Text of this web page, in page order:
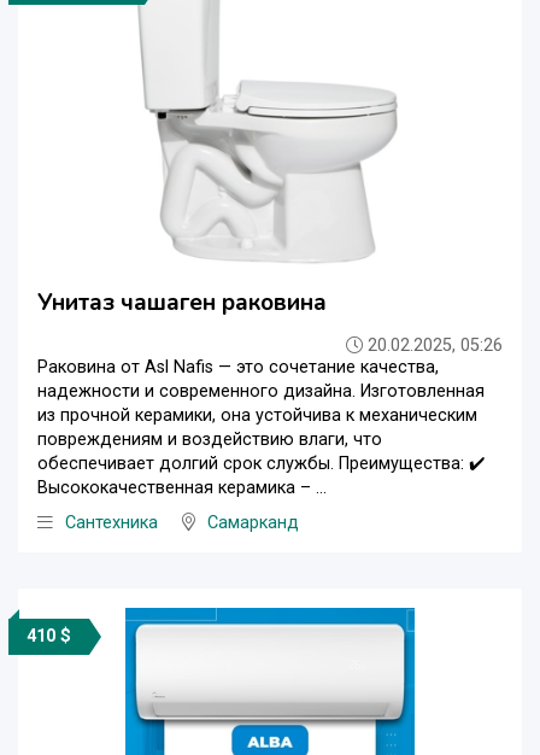
Унитаз чашаген раковина
20.02.2025, 05:26
Раковина от Asl Nafis — это сочетание качества,
надежности и современного дизайна. Изготовленная
из прочной керамики, она устойчива к механическим
повреждениям и воздействию влаги, что
обеспечивает долгий срок службы. Преимущества: ✔️
Высококачественная керамика – ...
Сантехника
Самарканд
410 $